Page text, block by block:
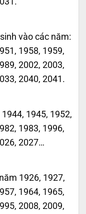
vào các năm:
1958, 1959,
2002, 2003,
2040, 2041.
1945, 1952,
1983, 1996,
2027…
1926, 1927,
1964, 1965,
2008, 2009,